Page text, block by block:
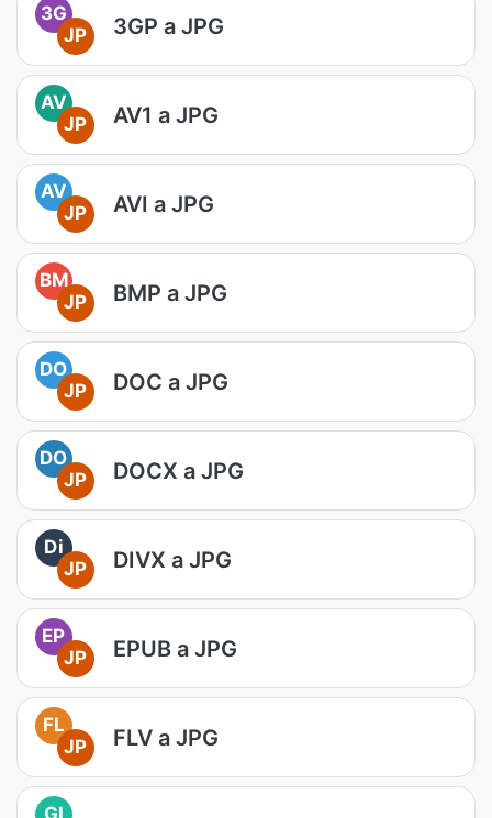
3G
JP
3GP a JPG
AV
JP
AV1 a JPG
AV
JP
AVI a JPG
BM
JP
BMP a JPG
DO
JP
DOC a JPG
DO
JP
DOCX a JPG
Di
JP
DIVX a JPG
EP
JP
EPUB a JPG
FL
JP
FLV a JPG
GI